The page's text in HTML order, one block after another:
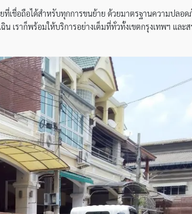
ที่เชื่อถือได้สำหรับทุกการขนย้าย ด้วยมาตรฐานความปลอ
าก็พร้อมให้บริการอย่างเต็มที่ทั่วทั้งเขตกรุงเทพฯ และสร